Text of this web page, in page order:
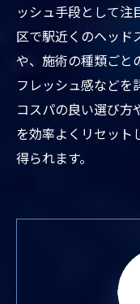
ッシュ手段として注
区で駅近くのヘッド
や、施術の種類ごと
フレッシュ感などを
コスパの良い選び方
を効率よくリセット
得られます。